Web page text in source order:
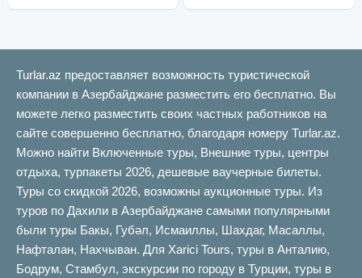
Turlar.az предоставляет возможность туристической
компании в Азербайджане разместить его бесплатно. Вы
можете легко разместить своих частных работников на
сайте совершенно бесплатно, благодаря номеру Turlar.az.
Можно найти Включенные туры, Внешние туры, центры
отдыха, турпакеты 2026, дешевые ваучерные билеты.
Туры со скидкой 2026, возможны аукционные туры. Из
туров по Дахили в Азербайджане самыми популярными
были туры Бакы, Губəл, Исмаиллы, Шахдаг, Масаллы,
Нафталан, Нахчыван. Для Xarici Tours, туры в Анталию,
Бодрум, Стамбул, экскурсии по городу в Турции, туры в